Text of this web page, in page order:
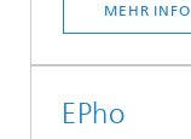
MEHR INFO
EPho